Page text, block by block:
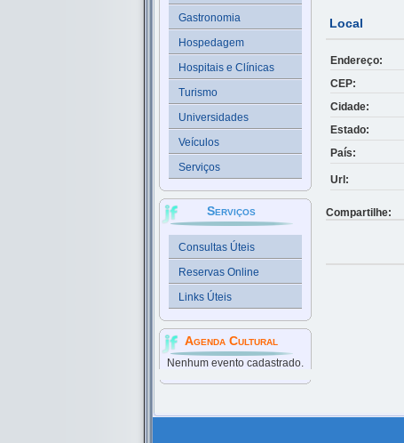
Gastronomia
Hospedagem
Hospitais e Clínicas
Turismo
Universidades
Veículos
Serviços
Serviços
Consultas Úteis
Reservas Online
Links Úteis
Agenda Cultural
Nenhum evento cadastrado.
Local
Endereço:
CEP:
Cidade:
Estado:
País:
Url:
Compartilhe: